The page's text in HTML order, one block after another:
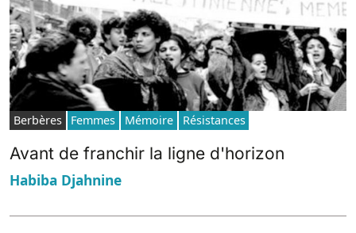
Berbères Femmes Mémoire Résistances
Avant de franchir la ligne d'horizon
Habiba Djahnine